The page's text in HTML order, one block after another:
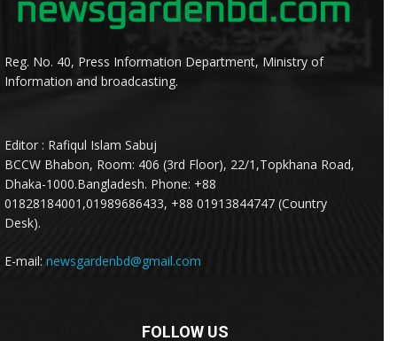
Reg. No. 40, Press Information Department, Ministry of
Information and broadcasting.
Editor : Rafiqul Islam Sabuj
BCCW Bhabon, Room: 406 (3rd Floor), 22/1,Topkhana Road,
Dhaka-1000.Bangladesh. Phone: +88
01828184001,01989686433, +88 01913844747 (Country
Desk).
E-mail: newsgardenbd@gmail.com
FOLLOW US